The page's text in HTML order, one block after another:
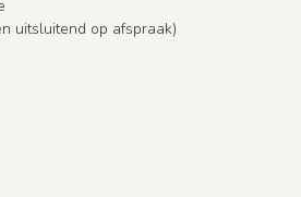
uitsluitend op afspraak)